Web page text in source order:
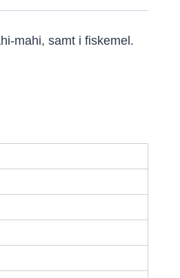
mahi, samt i fiskemel.